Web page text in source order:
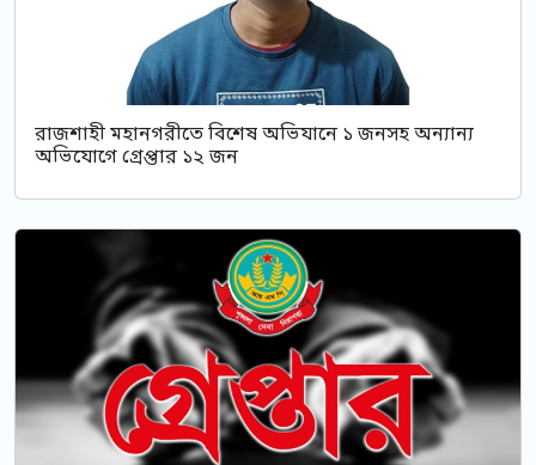
রাজশাহী মহানগরীতে বিশেষ অভিযানে ১ জনসহ অন্যান্য
অভিযোগে গ্রেপ্তার ১২ জন